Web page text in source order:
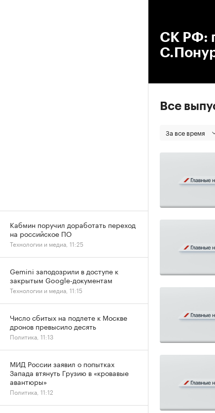
СК РФ:
Все
За все время
Кабмин поручил доработать переход
на российское ПО
Технологии и медиа, 11:25
Gemini заподозрили в доступе к
закрытым Google-документам
Технологии и медиа, 11:15
Число сбитых на подлете к Москве
дронов превысило десять
Политика, 11:13
МИД России заявил о попытках
Запада втянуть Грузию в «кровавые
авантюры»
Политика, 11:12